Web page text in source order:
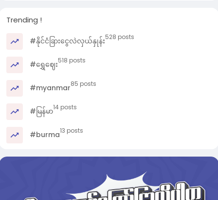
Trending !
#နိုင်ငံခြားငွေလဲလှယ်နှုန်း528 posts
#ရွှေဈေး518 posts
#myanmar85 posts
#မြန်မာ14 posts
#burma13 posts